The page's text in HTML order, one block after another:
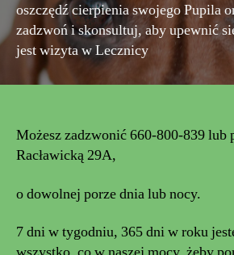
oszczędź cierpienia swojego Pupila
zadzwoń i skonsultuj, aby upewnić
jest wizyta w Lecznicy
Możesz zadzwonić 660-800-839 lub
Racławicką 29A,
o dowolnej porze dnia lub nocy.
7 dni w tygodniu, 365 dni w roku